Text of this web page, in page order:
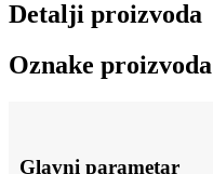
Detalji proizvoda
Oznake proizvoda
Glavni parametar